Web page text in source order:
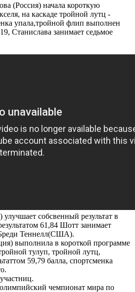
(Россия) начала короткую
на каскаде тройной лутц -
упала,тройной флип выполнен
Станислава занимает седьмое
собсвенный результат в
61,84 Шотт занимает
Бреди Теннелл(США).
выполнила в короткой программе
тулуп, тройной лутц,
59,79 балла, спортсменка
чемпионат мира по